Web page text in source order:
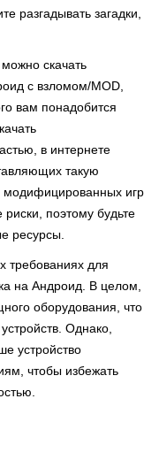
разгадывать загадки,
скачать
с взломом/MOD,
вам понадобится
в интернете
такую
модифицированных игр
поэтому будьте
ресурсы.
требованиях для
на Андроид. В целом,
оборудования, что
Однако,
устройство
чтобы избежать